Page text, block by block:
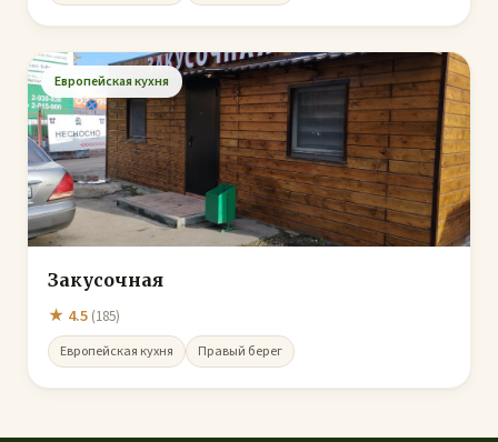
Европейская кухня
Закусочная
★ 4.5 (185)
Европейская кухня Правый берег